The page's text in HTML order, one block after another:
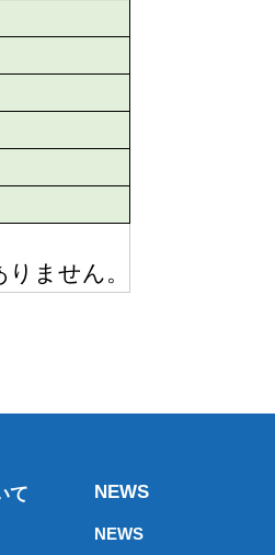
ません。
て NEWS
NEWS